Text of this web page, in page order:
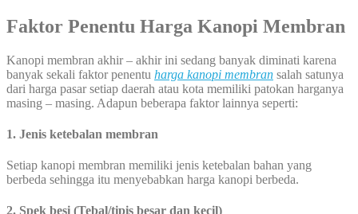
Faktor Penentu Harga Kanopi Membran
Kanopi membran akhir – akhir ini sedang banyak diminati karena
banyak sekali faktor penentu harga kanopi membran salah satunya
dari harga pasar setiap daerah atau kota memiliki patokan harganya
masing – masing. Adapun beberapa faktor lainnya seperti:
1. Jenis ketebalan membran
Setiap kanopi membran memiliki jenis ketebalan bahan yang
berbeda sehingga itu menyebabkan harga kanopi berbeda.
2. Spek besi (Tebal/tipis besar dan kecil)